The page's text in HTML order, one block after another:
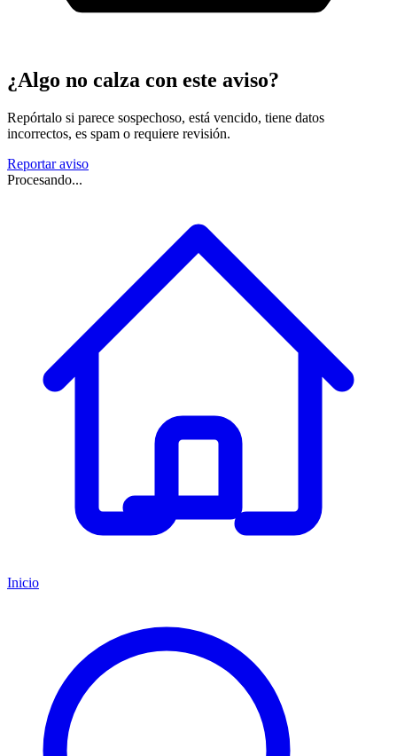
¿Algo no calza con este aviso?
Repórtalo si parece sospechoso, está vencido, tiene datos
incorrectos, es spam o requiere revisión.
Reportar aviso
Procesando...
Inicio